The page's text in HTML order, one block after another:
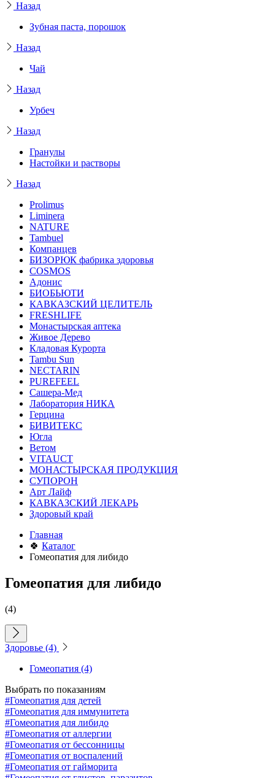
Назад
Зубная паста, порошок
Назад
Чай
Назад
Урбеч
Назад
Гранулы
Настойки и растворы
Назад
Prolimus
Liminera
NATURE
Tambuel
Компанцев
БИЗОРЮК фабрика здоровья
COSMOS
Адонис
БИОБЬЮТИ
КАВКАЗСКИЙ ЦЕЛИТЕЛЬ
FRESHLIFE
Монастырская аптека
Живое Дерево
Кладовая Курорта
Tambu Sun
NECTARIN
PUREFEEL
Сашера-Мед
Лаборатория НИКА
Герцина
БИВИТЕКС
Югла
Ветом
VITAUCT
МОНАСТЫРСКАЯ ПРОДУКЦИЯ
СУПОРОН
Арт Лайф
КАВКАЗСКИЙ ЛЕКАРЬ
Здоровый край
Главная
🍀 Каталог
Гомеопатия для либидо
Гомеопатия для либидо
(4)
Здоровье (4)
Гомеопатия (4)
Выбрать по показаниям
#Гомеопатия для детей
#Гомеопатия для иммунитета
#Гомеопатия для либидо
#Гомеопатия от аллергии
#Гомеопатия от бессонницы
#Гомеопатия от воспалений
#Гомеопатия от гайморита